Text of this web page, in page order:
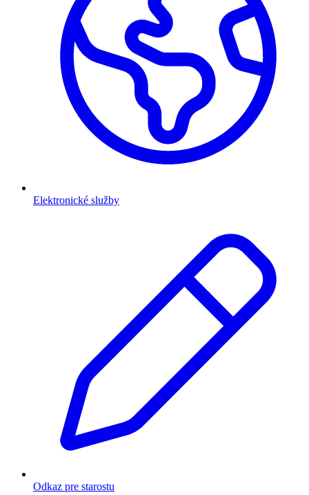
Elektronické služby
Odkaz pre starostu